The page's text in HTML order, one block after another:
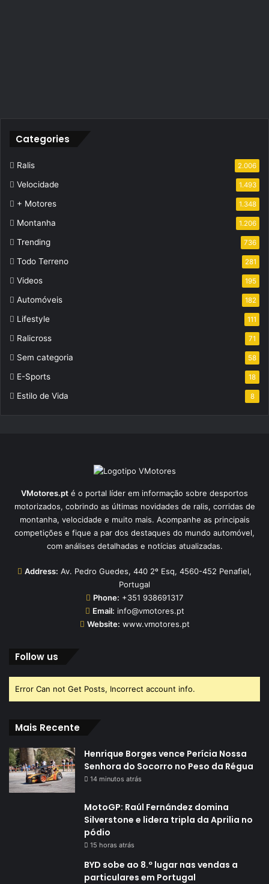
Categories
Ralis 2.006
Velocidade 1.493
+ Motores 1.348
Montanha 1.206
Trending 736
Todo Terreno 281
Videos 195
Automóveis 182
Lifestyle 111
Ralicross 71
Sem categoria 58
E-Sports 18
Estilo de Vida 8
VMotores.pt é o portal líder em informação sobre desportos
motorizados, cobrindo as últimas novidades de ralis, corridas de
montanha, velocidade e muito mais. Acompanhe as principais
competições e fique a par dos destaques do mundo automóvel,
com análises detalhadas e notícias atualizadas.
Address: Av. Pedro Guedes, 440 2º Esq, 4560-452 Penafiel,
Portugal
Phone: +351 938691317
Email: info@vmotores.pt
Website: www.vmotores.pt
Follow us
Error Can not Get Posts, Incorrect account info.
Mais Recente
Henrique Borges vence Perícia Nossa
Senhora do Socorro no Peso da Régua
14 minutos atrás
MotoGP: Raúl Fernández domina
Silverstone e lidera tripla da Aprilia no
pódio
15 horas atrás
BYD sobe ao 8.º lugar nas vendas a
particulares em Portugal